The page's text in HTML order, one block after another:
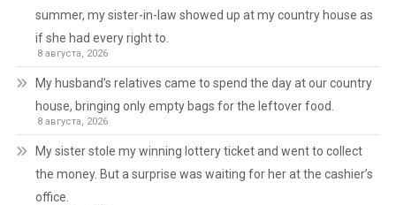
summer, my sister-in-law showed up at my country house as
if she had every right to.
8 августа, 2026
My husband’s relatives came to spend the day at our country
house, bringing only empty bags for the leftover food.
8 августа, 2026
My sister stole my winning lottery ticket and went to collect
the money. But a surprise was waiting for her at the cashier’s
office.